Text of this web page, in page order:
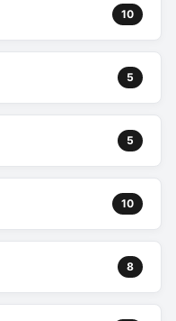
10
5
5
10
8